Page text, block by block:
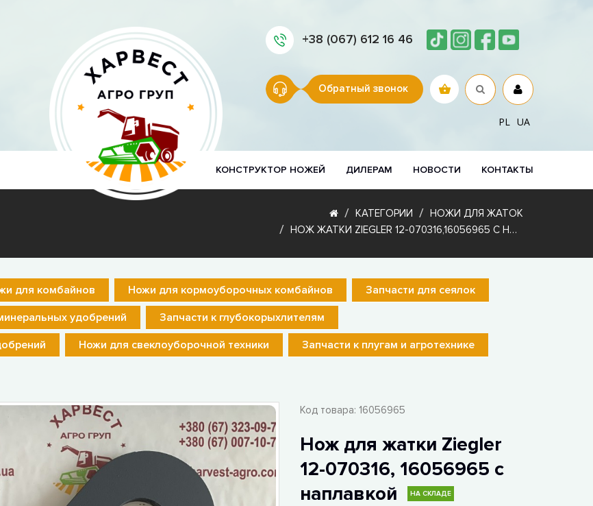
+38 (067) 612 16 46
Обратный звонок
PL UA
КОНСТРУКТОР НОЖЕЙ ДИЛЕРАМ НОВОСТИ КОНТАКТЫ
КАТЕГОРИИ
НОЖИ ДЛЯ ЖАТОК
НОЖ ЖАТКИ ZIEGLER 12-070316,16056965 С НАПЛАВКОЙ
для комбайнов Ножи для кормоуборочных комбайнов
Запчасти для сеялок
удобрений
Запчасти к глубокорыхлителям
Ножи для свеклоуборочной техники
Запчасти к плугам и агротехнике
Код товара: 16056965
Нож для жатки Ziegler
12-070316, 16056965 с
наплавкой
НА СКЛАДЕ